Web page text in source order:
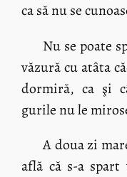
ca să nu se
Nu se poate
văzură cu atâta
dormiră, ca şi
gurile nu le
A doua zi
află că s-a